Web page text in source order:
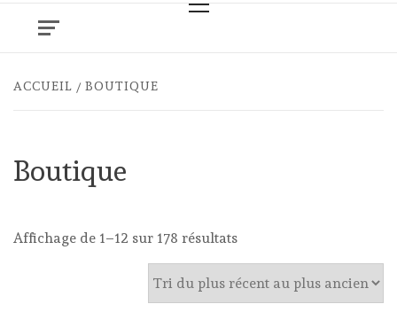
Menu
ACCUEIL BOUTIQUE
Boutique
Affichage de 1–12 sur 178 résultatsTrié
plus
récent